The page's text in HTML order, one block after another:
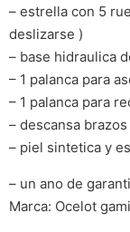
– estrella con 5
deslizarse )
– base hidraulica
– 1 palanca para
– 1 palanca para
– descansa
– piel sintetica y
– un ano de
Marca: Ocelot